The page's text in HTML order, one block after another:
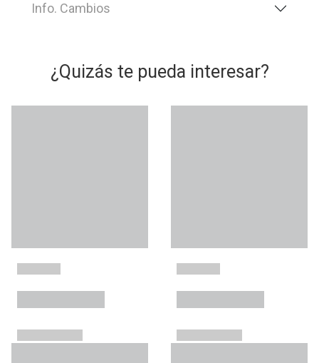
Info. Cambios
¿Quizás te pueda interesar?